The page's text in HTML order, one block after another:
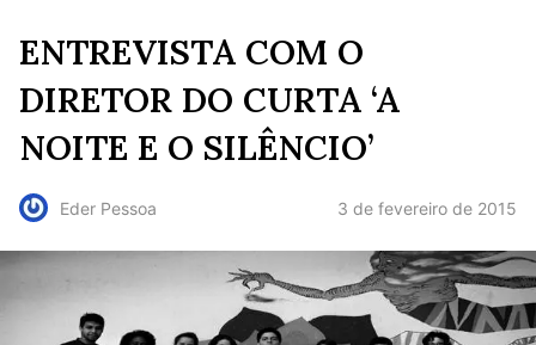
ENTREVISTA COM O
DIRETOR DO CURTA ‘A
NOITE E O SILÊNCIO’
Eder Pessoa 3 de fevereiro de 2015